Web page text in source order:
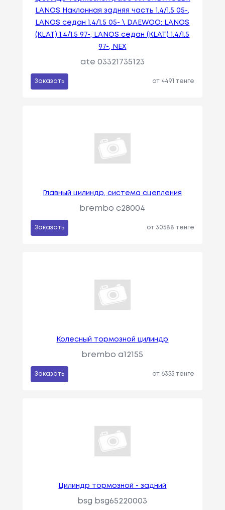
LANOS Наклонная задняя часть 1.4/1.5 05-,
LANOS седан 1.4/1.5 05- \ DAEWOO: LANOS
(KLAT) 1.4/1.5 97-, LANOS седан (KLAT) 1.4/1.5
97-, NEX
ate 03321735123
Заказать от 4491 тенге
Главный цилиндр, система сцепления
brembo c28004
Заказать от 30588 тенге
Колесный тормозной цилиндр
brembo a12155
Заказать от 6355 тенге
Цилиндр тормозной - задний
bsg bsg65220003